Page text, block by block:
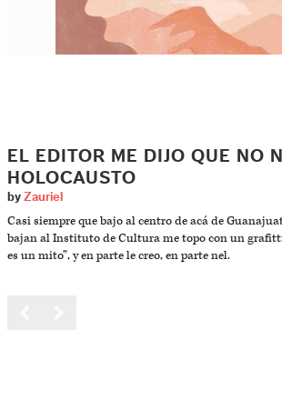
EL EDITOR ME DIJO QUE NO
HOLOCAUSTO
by Zauriel
Casi siempre que bajo al centro de acá de
bajan al Instituto de Cultura me topo con un grafitti
es un mito”, y en parte le creo, en parte nel.